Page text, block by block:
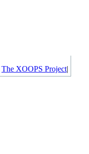
The XOOPS Project|